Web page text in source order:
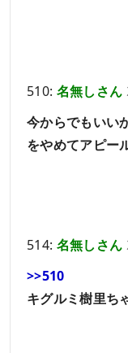
510: 名無しさん
今からでもいい
をやめてアピー
514: 名無しさん
>>510
キグルミ樹里ち